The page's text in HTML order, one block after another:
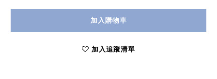
加入購物車
加入追蹤清單